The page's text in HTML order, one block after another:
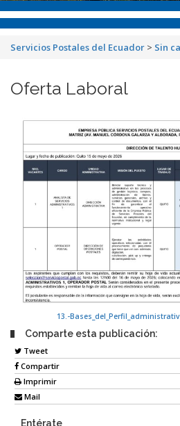
Servicios Postales del Ecuador > Sin
Oferta Laboral
13.-
Comparte esta publicación:
Tweet
Compartir
Imprimir
Mail
Entérate